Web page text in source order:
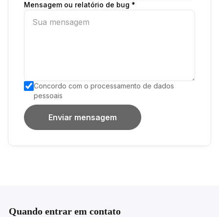
Mensagem ou relatório de bug *
Concordo com o processamento de dados
pessoais
Enviar mensagem
Quando entrar em contato